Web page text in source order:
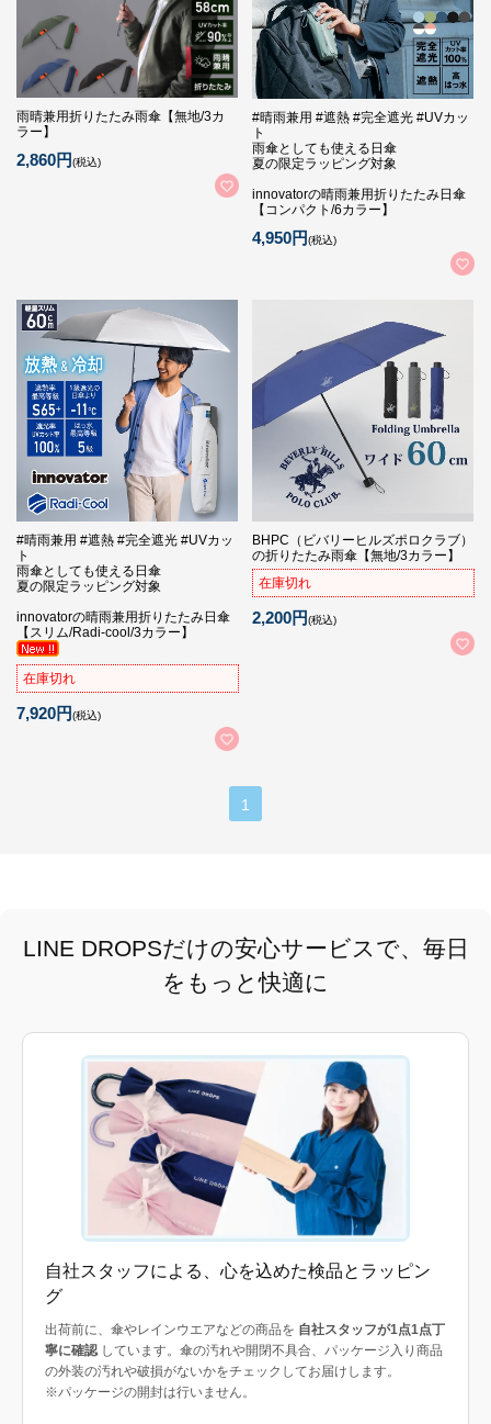
雨晴兼用折りたたみ雨傘【無地/3カ
ラー】
2,860円(税込)
#晴雨兼用 #遮熱 #完全遮光 #UVカッ
ト
雨傘としても使える日傘
夏の限定ラッピング対象
innovatorの晴雨兼用折りたたみ日傘
【コンパクト/6カラー】
4,950円(税込)
#晴雨兼用 #遮熱 #完全遮光 #UVカッ
ト
雨傘としても使える日傘
夏の限定ラッピング対象
innovatorの晴雨兼用折りたたみ日傘
【スリム/Radi-cool/3カラー】
在庫切れ
7,920円(税込)
BHPC（ビバリーヒルズポロクラブ）
の折りたたみ雨傘【無地/3カラー】
在庫切れ
2,200円(税込)
1
LINE DROPSだけの安心サービスで、毎日
をもっと快適に
自社スタッフによる、心を込めた検品とラッピン
グ
出荷前に、傘やレインウエアなどの商品を 自社スタッフが1点1点丁
寧に確認 しています。傘の汚れや開閉不具合、パッケージ入り商品
の外装の汚れや破損がないかをチェックしてお届けします。
※パッケージの開封は行いません。